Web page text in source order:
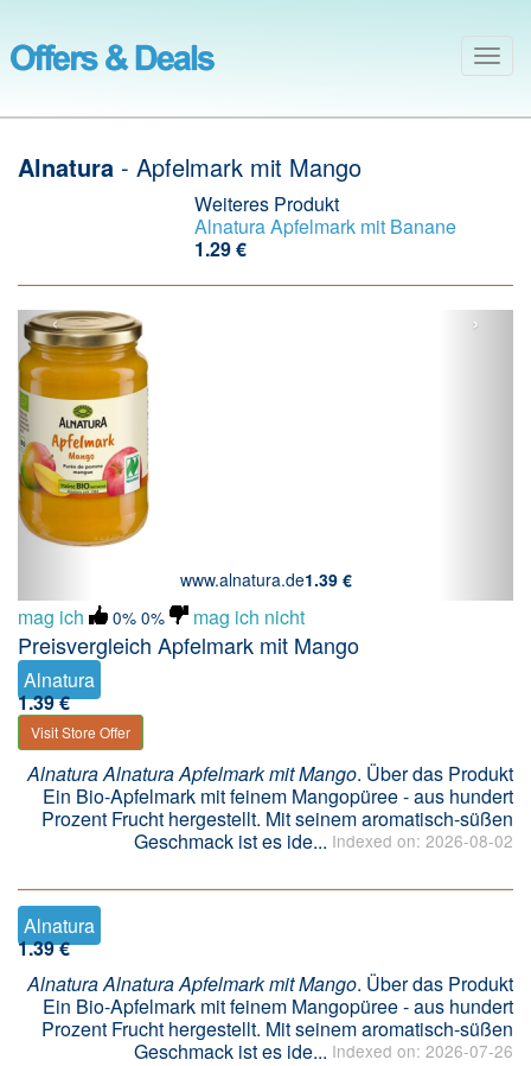
Alnatura - Apfelmark mit Mango
Weiteres Produkt
AlnaturaApfelmark mit Banane
1.29 €
www.alnatura.de1.39 €
‹ ›
mag ich 0% 0% mag ich nicht
Preisvergleich Apfelmark mit Mango
Alnatura
1.39 €
Visit Store Offer
Alnatura Alnatura Apfelmark mit Mango. Über das Produkt
Ein Bio-Apfelmark mit feinem Mangopüree - aus hundert
Prozent Frucht hergestellt. Mit seinem aromatisch-süßen
Geschmack ist es ide... Indexed on: 2026-08-02
Alnatura
1.39 €
Alnatura Alnatura Apfelmark mit Mango. Über das Produkt
Ein Bio-Apfelmark mit feinem Mangopüree - aus hundert
Prozent Frucht hergestellt. Mit seinem aromatisch-süßen
Geschmack ist es ide... Indexed on: 2026-07-26